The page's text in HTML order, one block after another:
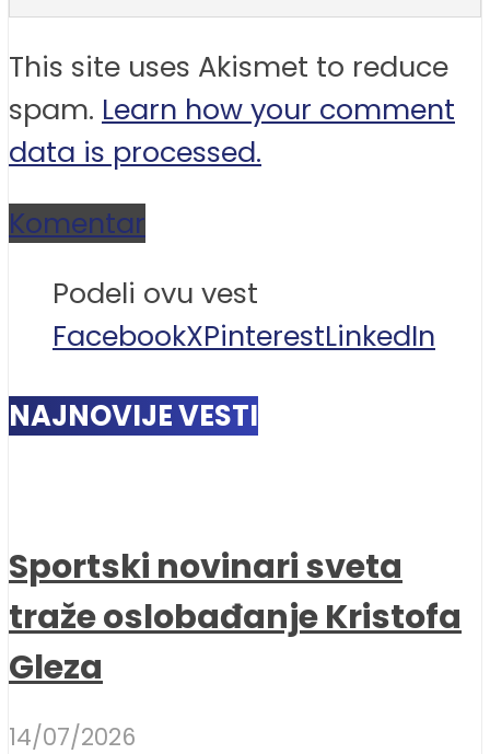
This site uses Akismet to reduce
spam. Learn how your comment
data is processed.
Komentar
Podeli ovu vest
FacebookXPinterestLinkedIn
NAJNOVIJE VESTI
Sportski novinari sveta
traže oslobađanje Kristofa
Gleza
14/07/2026